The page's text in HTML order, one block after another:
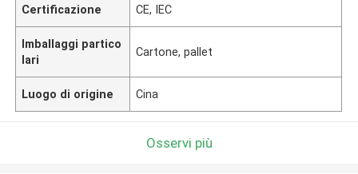
Certificazione CE, IEC
Imballaggi partico
lari
Cartone, pallet
Luogo di origine Cina
Osservi più